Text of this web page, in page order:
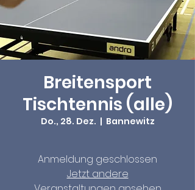
Breitensport
Tischtennis (alle)
Do., 28. Dez.
  |
Bannewitz
Anmeldung geschlossen
Jetzt andere